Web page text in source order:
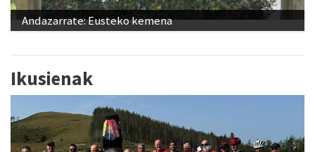
Andazarrate: Eusteko kemena
Ikusienak